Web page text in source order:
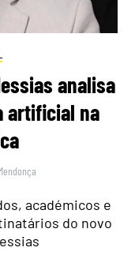
analisa
artificial na
académicos e
do novo